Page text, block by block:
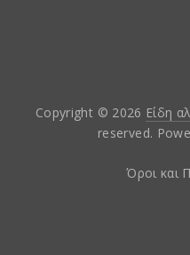
Copyright © 2026 Είδη
reserved.
Όροι και